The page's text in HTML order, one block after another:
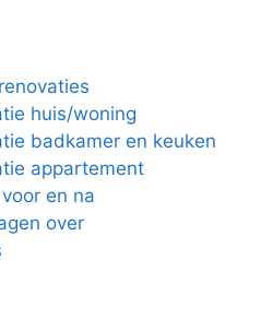
huis/woning
badkamer en keuken
appartement
en na
over